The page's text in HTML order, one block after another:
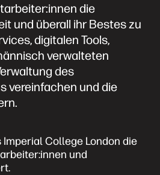
die
und überall ihr Bestes zu
digitalen Tools,
verwalteten
des
vereinfachen und die
Imperial College London die
und